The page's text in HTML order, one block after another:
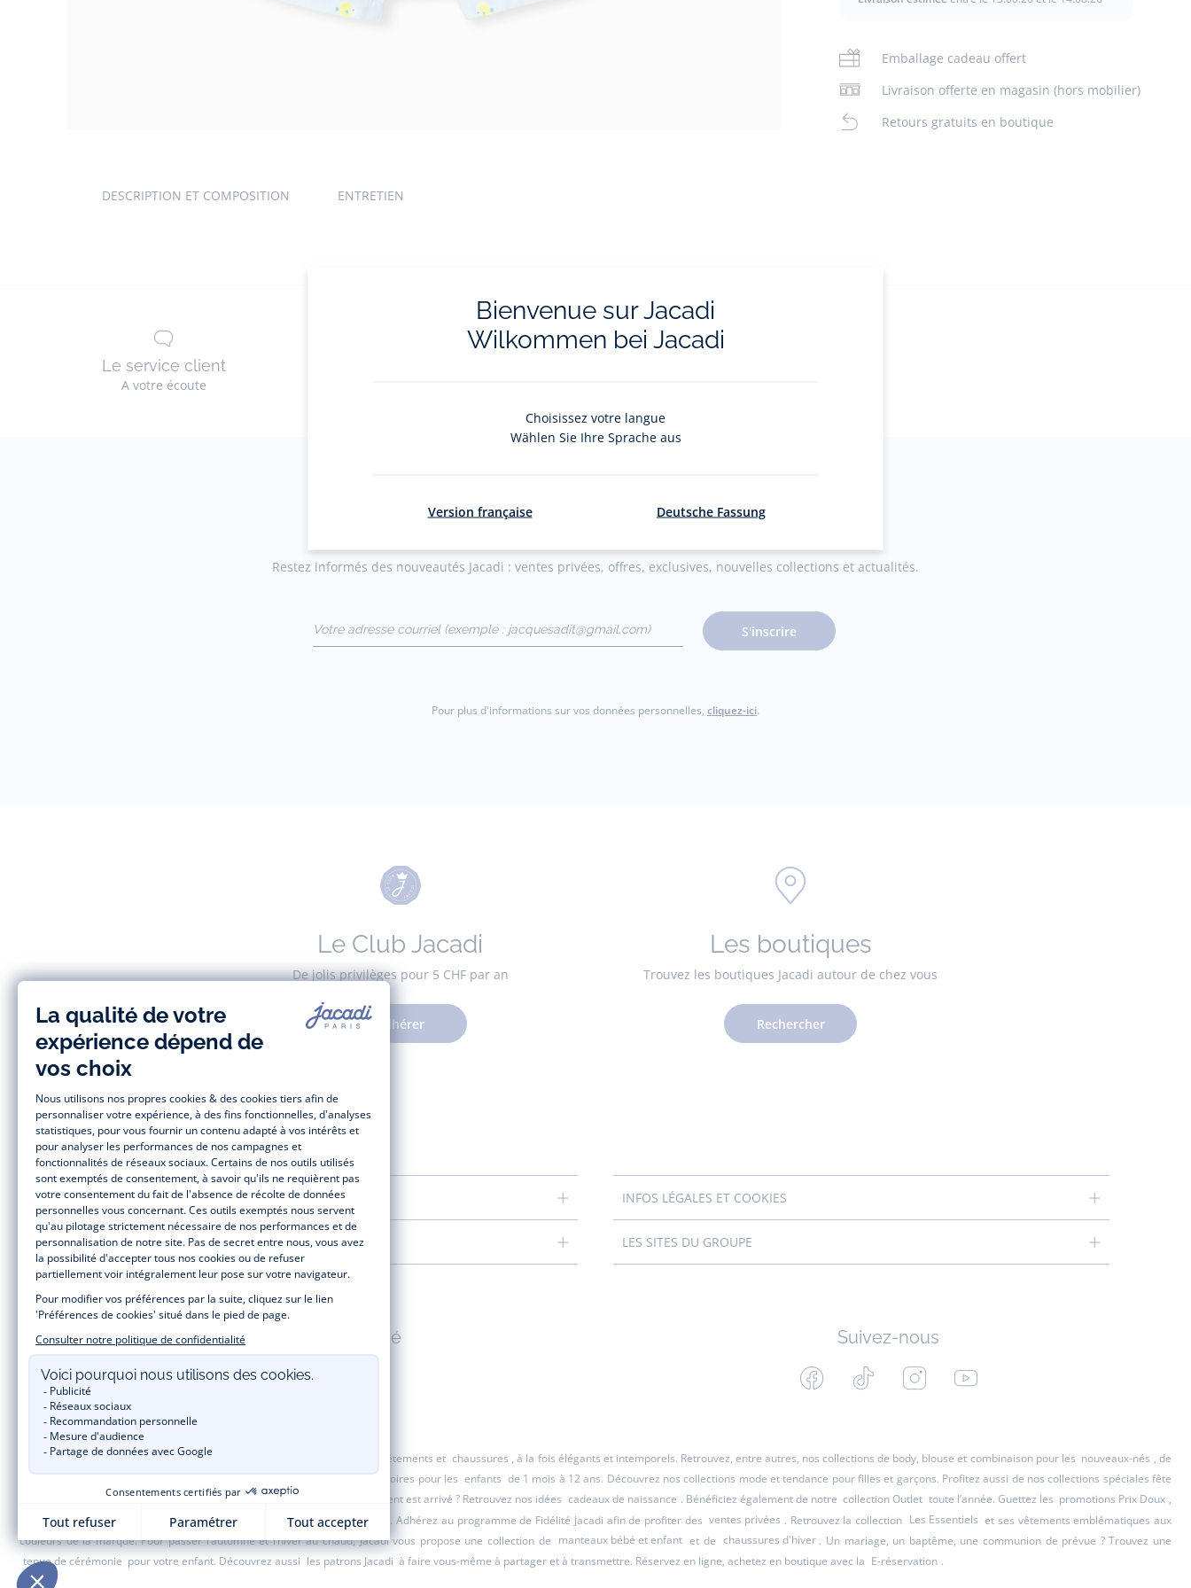
Emballage cadeau offert
Livraison offerte en magasin (hors mobilier)
Retours gratuits en boutique
DESCRIPTION ET COMPOSITION ENTRETIEN
Le service client
A votre écoute
La newsletter
Restez informés des nouveautés Jacadi : ventes privées, offres, exclusives, nouvelles collections et actualités.
(exemple :
jacquesadit@gmail.com)
S'inscrire
Pour plus d'informations sur vos données personnelles, cliquez-ici.
Le Club Jacadi
De jolis privilèges pour 5 CHF par an
Adhérer
Les boutiques
Trouvez les boutiques Jacadi autour de chez vous
Rechercher
AIDE ET SERVICES
LA MAISON JACADI
INFOS LÉGALES ET COOKIES
LES SITES DU GROUPE
Paiement 100% sécurisé Suivez-nous
Facebook Tiktok InstagramYoutube
Jacadi Paris vous propose sur sa boutique en ligne une grande variété de vêtements et chaussures , à la fois élégants et intemporels. Retrouvez, entre autres, nos collections de body, blouse et combinaison pour les nouveaux-nés , de
et de pantalons, chaussettes et accessoires pour les enfants de 1 mois à 12 ans. Découvrez nos collections mode et tendance pour filles et garçons. Profitez aussi de nos collections spéciales fête
de fin d’année et trouvez des idées cadeaux de Noël . Un heureux événement est arrivé ? Retrouvez nos idées cadeaux de naissance . Bénéficiez également de notre collection Outlet toute l’année. Guettez les promotions Prix Doux ,
une opération spéciale Jacadi avec des vêtements enfant à prix tout ronds. Adhérez au programme de Fidélité Jacadi afin de profiter des ventes privées . Retrouvez la collection Les Essentiels et ses vêtements emblématiques aux
couleurs de la marque. Pour passer l’automne et l’hiver au chaud, Jacadi vous propose une collection de manteaux bébé et enfant et de chaussures d'hiver . Un mariage, un baptême, une communion de prévue ? Trouvez une
tenue de cérémonie pour votre enfant. Découvrez aussi les patrons Jacadi à faire vous-même à partager et à transmettre. Réservez en ligne, achetez en boutique avec la E-réservation .
Bienvenue sur Jacadi
Wilkommen bei Jacadi
Choisissez votre langue
Wählen Sie Ihre Sprache aus
Version française Deutsche Fassung